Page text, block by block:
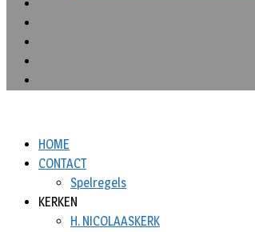
HOME
CONTACT
Spelregels
KERKEN
H. NICOLAASKERK